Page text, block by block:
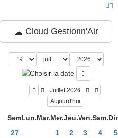
Cloud Gestionn'Air
Juillet 2026
Aujourd'hui
SemLun.Mar.Mer.Jeu.Ven.Sam.
27
1 2 3 4
5